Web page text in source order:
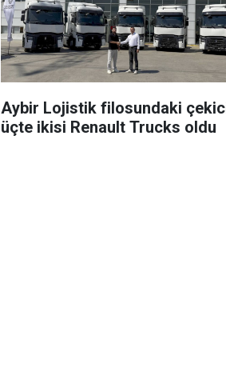
Aybir Lojistik filosundaki
üçte ikisi Renault Trucks oldu